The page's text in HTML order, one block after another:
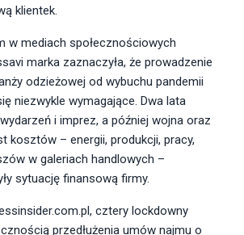
klientek.
w mediach społecznościowych
marka zaznaczyła, że prowadzenie
odzieżowej od wybuchu pandemii
niezwykle wymagające. Dwa lata
i imprez, a później wojna oraz
kosztów – energii, produkcji, pracy,
w galeriach handlowych –
sytuację finansową firmy.
cztery lockdowny
przedłużenia umów najmu o